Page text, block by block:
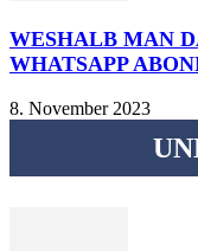
WESHALB MAN
WHATSAPP
8. November 2023